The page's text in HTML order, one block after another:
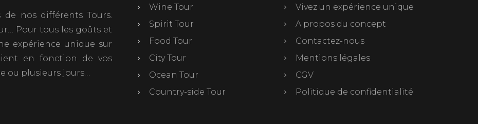
de nos différents Tours.
Pour tous les goûts et
expérience unique sur
en fonction de vos
ou plusieurs jours…
Wine Tour
Spirit Tour
Food Tour
City Tour
Ocean Tour
Country-side Tour
Vivez un expérience unique
A propos du concept
Contactez-nous
Mentions légales
CGV
Politique de confidentialité